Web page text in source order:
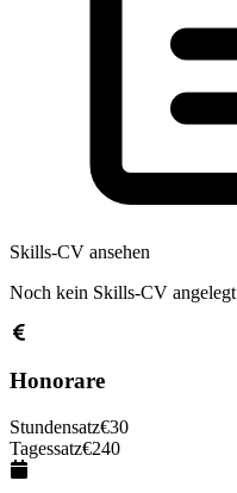
Skills-CV ansehen
Noch kein Skills-CV angelegt
Honorare
Stundensatz€30
Tagessatz€240